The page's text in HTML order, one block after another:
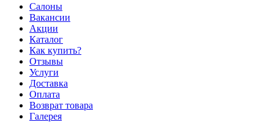
Салоны
Вакансии
Акции
Каталог
Как купить?
Отзывы
Услуги
Доставка
Оплата
Возврат товара
Галерея